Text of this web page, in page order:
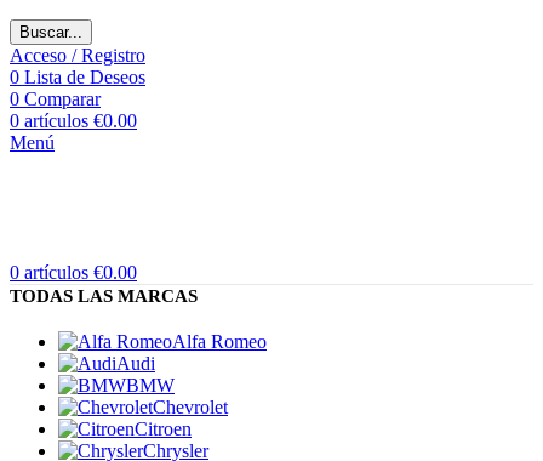
Buscar...
Acceso / Registro
0 Lista de Deseos
0 Comparar
0 artículos €0.00
Menú
0 artículos €0.00
TODAS LAS MARCAS
Alfa Romeo
Audi
BMW
Chevrolet
Citroen
Chrysler